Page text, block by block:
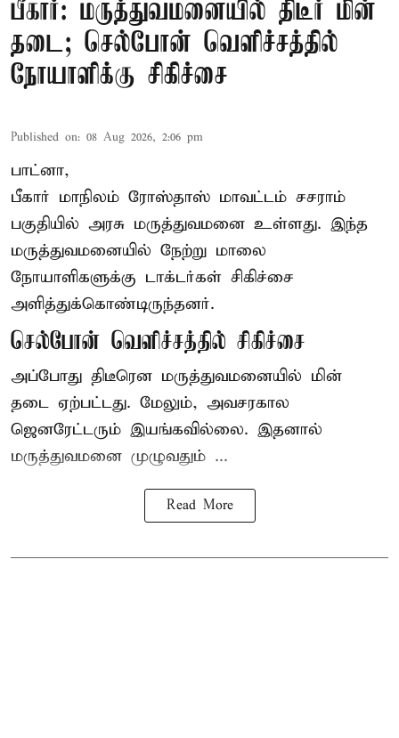
பீகார்: மருத்துவமனையில் திடீர் மின்
தடை; செல்போன் வெளிச்சத்தில்
நோயாளிக்கு சிகிச்சை
Published on: 08 Aug 2026, 2:06 pm
பாட்னா,
பீகார் மாநிலம் ரோஸ்தாஸ் மாவட்டம் சசராம்
பகுதியில் அரசு மருத்துவமனை உள்ளது. இந்த
மருத்துவமனையில் நேற்று மாலை
நோயாளிகளுக்கு டாக்டர்கள் சிகிச்சை
அளித்துக்கொண்டிருந்தனர்.
செல்போன் வெளிச்சத்தில் சிகிச்சை
அப்போது திடீரென மருத்துவமனையில் மின்
தடை ஏற்பட்டது. மேலும், அவசரகால
ஜெனரேட்டரும் இயங்கவில்லை. இதனால்
மருத்துவமனை முழுவதும் ...
Read More